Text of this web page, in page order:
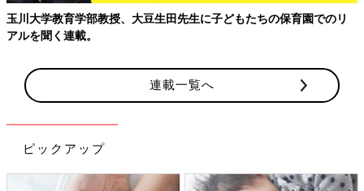
玉川大学教育学部教授、大豆生田先生に子どもたちの保育園でのリ
アルを聞く連載。
連載一覧へ
ピックアップ